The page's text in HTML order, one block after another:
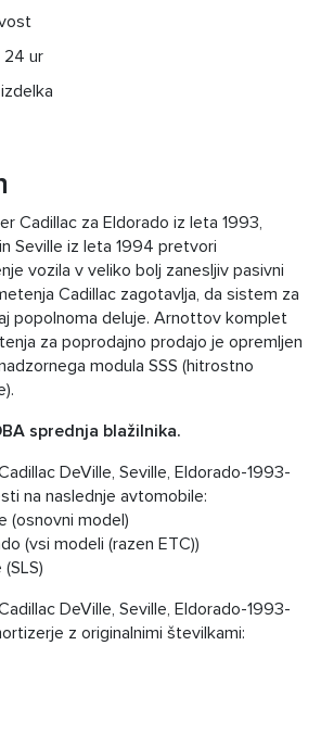
24 ur
Cadillac za Eldorado iz leta 1993,
Seville iz leta 1994 pretvori
vozila v veliko bolj zanesljiv pasivni
Cadillac zagotavlja, da sistem za
popolnoma deluje. Arnottov komplet
za poprodajno prodajo je opremljen
modula SSS (hitrostno
sprednja blažilnika.
DeVille, Seville, Eldorado-1993-
na naslednje avtomobile:
(osnovni model)
(vsi modeli (razen ETC))
DeVille, Seville, Eldorado-1993-
z originalnimi številkami: